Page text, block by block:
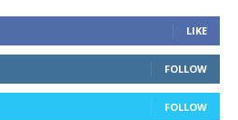
LIKE
FOLLOW
FOLLOW